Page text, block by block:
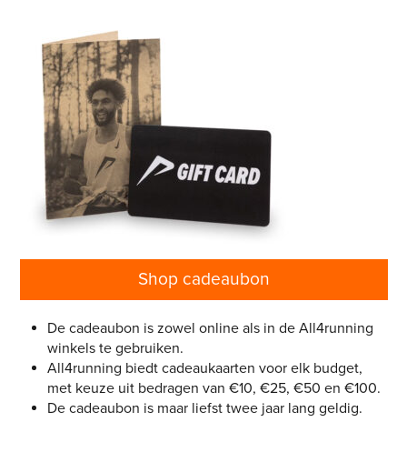
Shop cadeaubon
De cadeaubon is zowel online als in de All4running
winkels te gebruiken.
All4running biedt cadeaukaarten voor elk budget,
met keuze uit bedragen van €10, €25, €50 en €100.
De cadeaubon is maar liefst twee jaar lang geldig.